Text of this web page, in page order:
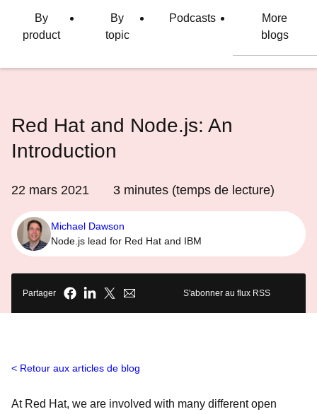
langueBy
product
By
topic
Podcasts
More
blogs
Red Hat and Node.js: An
Introduction
22 mars 2021 3 minutes (temps de lecture)
Michael Dawson
Node.js lead for Red Hat and IBM
Partager S'abonner au flux RSS
Retour aux articles de blog
At Red Hat, we are involved with many different open